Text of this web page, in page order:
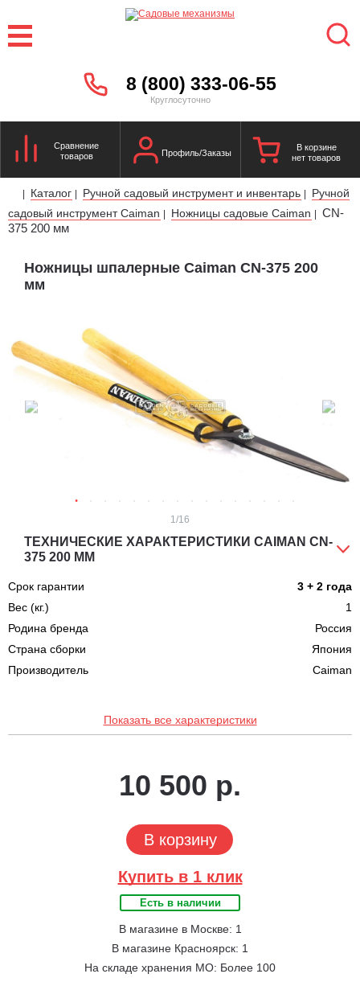
8 (800) 333-06-55
Круглосуточно
Сравнение
товаров
Профиль/Заказы
В корзине
нет товаров
| Каталог | Ручной садовый инструмент и инвентарь |
Ручной
садовый инструмент Caiman | Ножницы садовые Caiman | CN-
375 200 мм
Ножницы шпалерные Caiman CN-375 200
мм
1/16
ТЕХНИЧЕСКИЕ ХАРАКТЕРИСТИКИ CAIMAN CN-
375 200 ММ
Срок гарантии
3 + 2 года
Вес (кг.)
1
Родина бренда
Россия
Страна сборки
Япония
Производитель
Caiman
Показать все характеристики
10 500 р.
В корзину
Купить в 1 клик
Есть в наличии
В магазине в Москве: 1
В магазине Красноярск: 1
На складе хранения МО: Более 100